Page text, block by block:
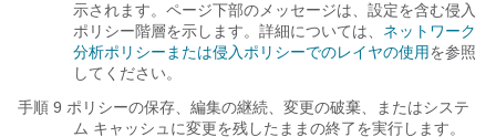
示されます。ページ下部のメッセージは、設定を含む侵入
ポリシー階層を示します。詳細については、 ネットワーク
分析ポリシーまたは侵入ポリシーでのレイヤの使用を参照
してください。
手順 9 ポリシーの保存、編集の継続、変更の破棄、またはシステ
ム キャッシュに変更を残したままの終了を実行します。